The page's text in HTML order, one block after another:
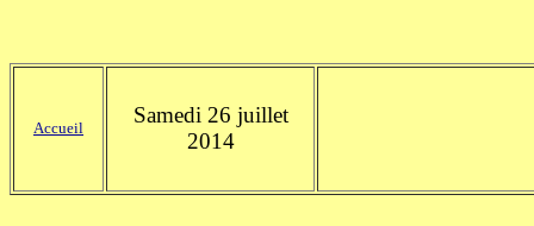
Accueil
Samedi 26 juillet
2014